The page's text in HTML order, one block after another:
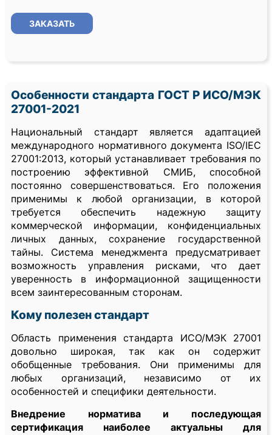
ЗАКАЗАТЬ
Особенности стандарта ГОСТ Р ИСО/МЭК
27001-2021
Национальный стандарт является адаптацией
международного нормативного документа ISO/IEC
27001:2013, который устанавливает требования по
построению эффективной СМИБ, способной
постоянно совершенствоваться. Его положения
применимы к любой организации, в которой
требуется обеспечить надежную защиту
коммерческой информации, конфиденциальных
личных данных, сохранение государственной
тайны. Система менеджмента предусматривает
возможность управления рисками, что дает
уверенность в информационной защищенности
всем заинтересованным сторонам.
Кому полезен стандарт
Область применения стандарта ИСО/МЭК 27001
довольно широкая, так как он содержит
обобщенные требования. Они применимы для
любых организаций, независимо от их
особенностей и специфики деятельности.
Внедрение норматива и последующая
сертификация наиболее актуальны для